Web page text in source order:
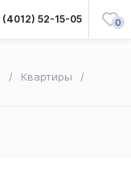
(4012) 52-15-05 0
Квартиры